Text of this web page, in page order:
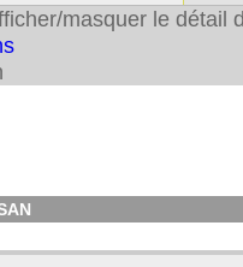
masquer le détail